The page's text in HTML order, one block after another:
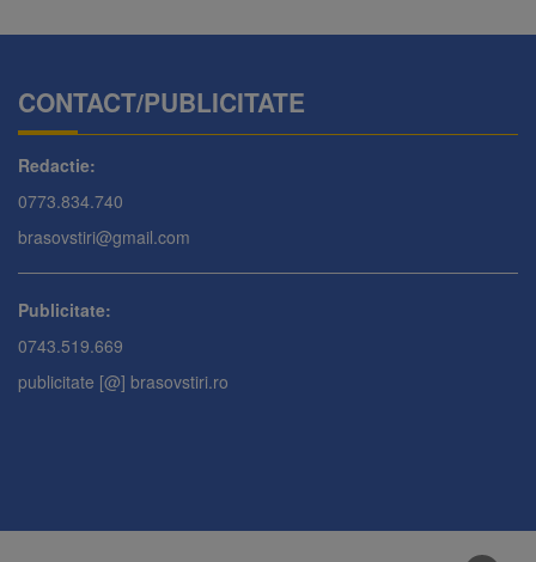
CONTACT/PUBLICITATE
Redactie:
0773.834.740
brasovstiri@gmail.com
Publicitate:
0743.519.669
publicitate [@] brasovstiri.ro